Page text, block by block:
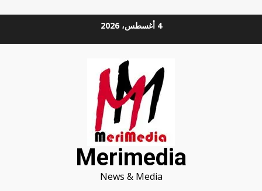
4 أغسطس، 2026
Merimedia
News & Media